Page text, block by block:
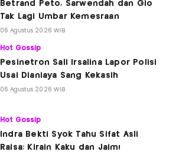
Betrand Peto, Sarwendah dan Gio
Tak Lagi Umbar Kemesraan
06 Agustus 2026 WIB
Hot Gossip
Pesinetron Sali Irsalina Lapor Polisi
Usai Dianiaya Sang Kekasih
06 Agustus 2026 WIB
Hot Gossip
Indra Bekti Syok Tahu Sifat Asli
Raisa: Kirain Kaku dan Jaim!